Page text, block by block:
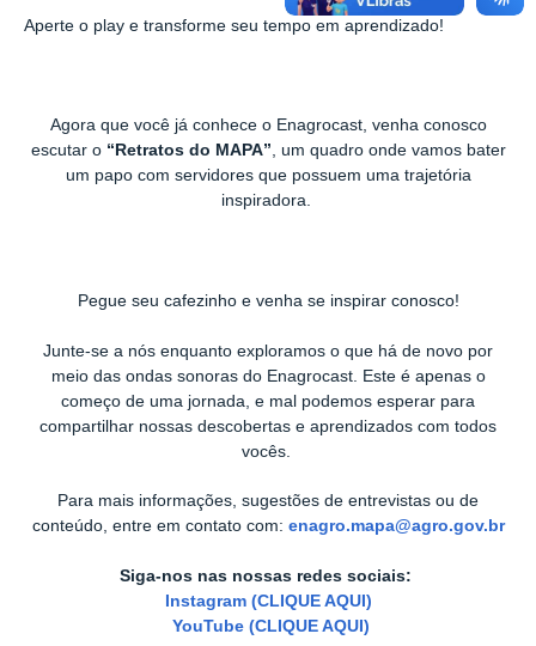
Aperte o play e transforme seu tempo em aprendizado!
Agora que você já conhece o Enagrocast, venha conosco
escutar o “Retratos do MAPA”, um quadro onde vamos bater
um papo com servidores que possuem uma trajetória
inspiradora.
Pegue seu cafezinho e venha se inspirar conosco!
Junte-se a nós enquanto exploramos o que há de novo por
meio das ondas sonoras do Enagrocast. Este é apenas o
começo de uma jornada, e mal podemos esperar para
compartilhar nossas descobertas e aprendizados com todos
vocês.
Para mais informações, sugestões de entrevistas ou de
conteúdo, entre em contato com: enagro.mapa@agro.gov.br
Siga-nos nas nossas redes sociais:
Instagram (CLIQUE AQUI)
YouTube (CLIQUE AQUI)